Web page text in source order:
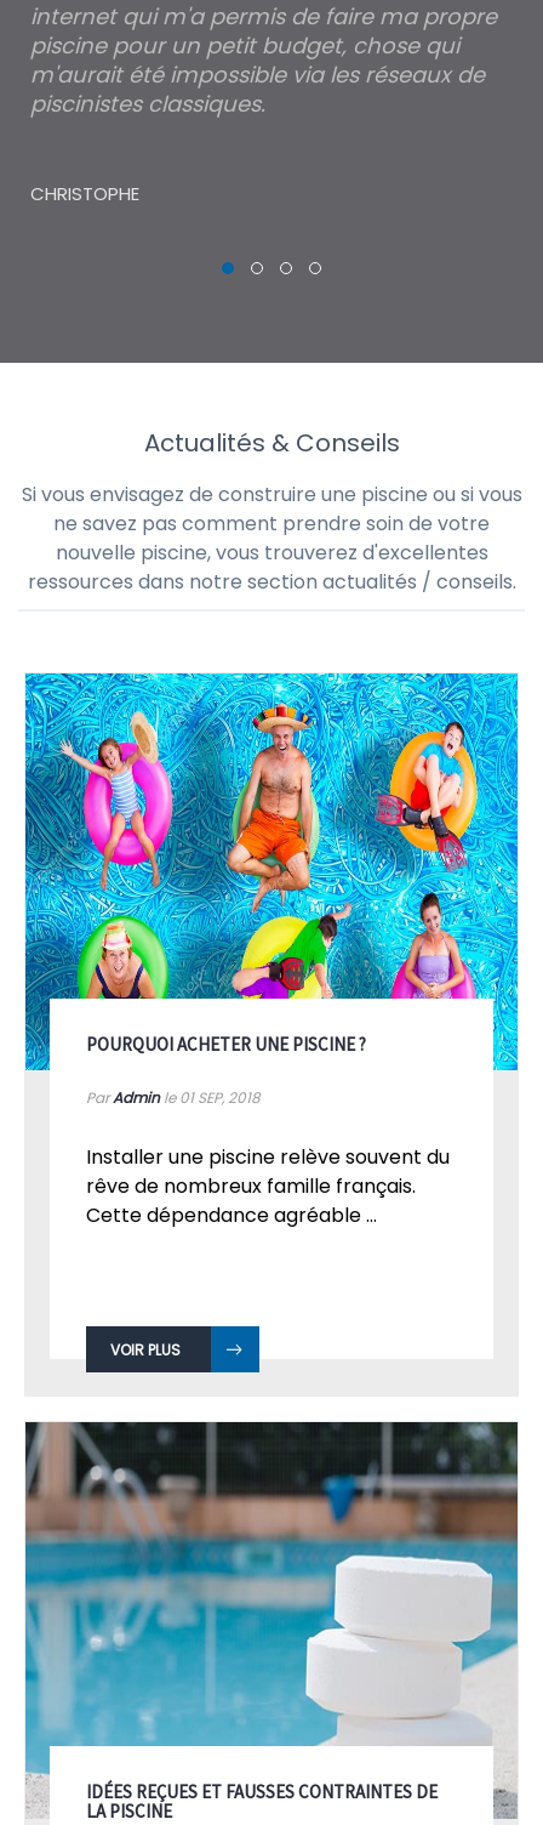
internet qui m'a permis de faire ma propre
piscine pour un petit budget, chose qui
m'aurait été impossible via les réseaux de
piscinistes classiques.
CHRISTOPHE
Actualités & Conseils
Si vous envisagez de construire une piscine ou si vous
ne savez pas comment prendre soin de votre
nouvelle piscine, vous trouverez d'excellentes
ressources dans notre section actualités / conseils.
POURQUOI ACHETER UNE PISCINE ?
ParAdminle 01SEP, 2018
Installer une piscine relève souvent du
rêve de nombreux famille français.
Cette dépendance agréable ...
VOIR PLUS
IDÉES REÇUES ET FAUSSES CONTRAINTES DE
LA PISCINE